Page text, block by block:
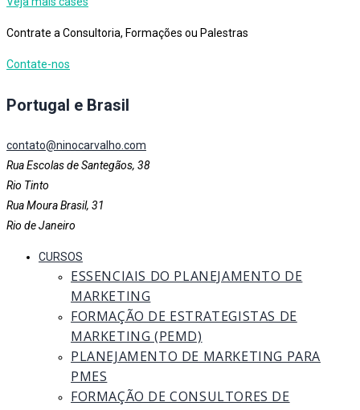
Contrate a Consultoria, Formações ou Palestras
Contate-nos
Portugal e Brasil
contato@ninocarvalho.com
Rua Escolas de Santegãos, 38
Rio Tinto
Rua Moura Brasil, 31
Rio de Janeiro
CURSOS
ESSENCIAIS DO PLANEJAMENTO DE
MARKETING
FORMAÇÃO DE ESTRATEGISTAS DE
MARKETING (PEMD)
PLANEJAMENTO DE MARKETING PARA
PMES
FORMAÇÃO DE CONSULTORES DE